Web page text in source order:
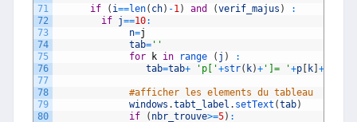
71
72
73
74
75
76
77
78
79
80
if ( i==len( ch) -1) and (verif_majus )
:
if j==10:
n=j
tab= ''
for
k in range ( j )
:
tab=tab+ 'p['+str( k)+ ']= '+p k +
#afficher les elements du tableau
windows .tabt_label . setText (tab)
if
( nbr_trouve>=5) :